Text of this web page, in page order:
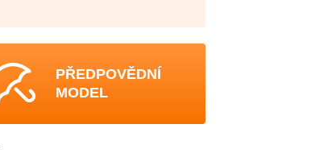
PŘEDPOVĚDNÍ
MODEL